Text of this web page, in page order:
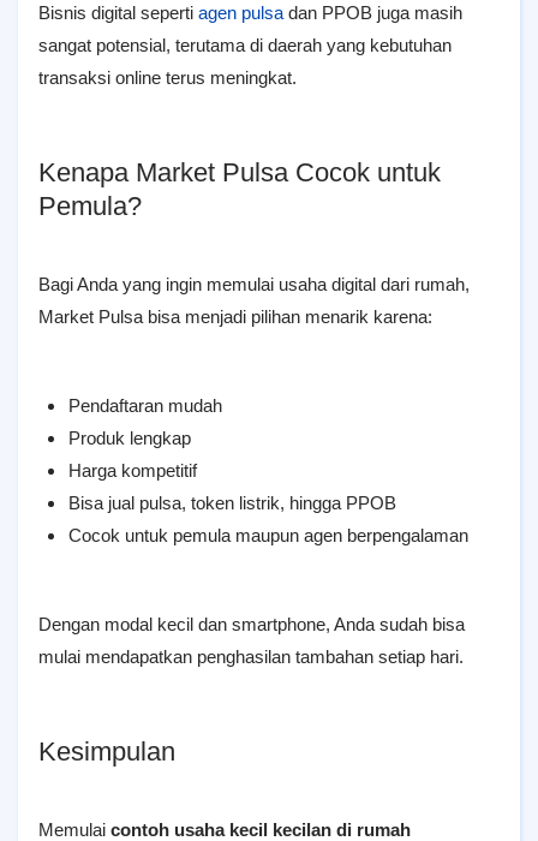
Bisnis digital seperti agen pulsa dan PPOB juga masih
sangat potensial, terutama di daerah yang kebutuhan
transaksi online terus meningkat.
Kenapa Market Pulsa Cocok untuk
Pemula?
Bagi Anda yang ingin memulai usaha digital dari rumah,
Market Pulsa bisa menjadi pilihan menarik karena:
Pendaftaran mudah
Produk lengkap
Harga kompetitif
Bisa jual pulsa, token listrik, hingga PPOB
Cocok untuk pemula maupun agen berpengalaman
Dengan modal kecil dan smartphone, Anda sudah bisa
mulai mendapatkan penghasilan tambahan setiap hari.
Kesimpulan
Memulai contoh usaha kecil kecilan di rumah